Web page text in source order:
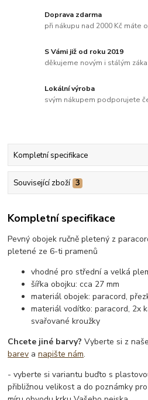
Doprava zdarma
při nákupu nad 2000 Kč máte
S Vámi již od roku 2019
děkujeme novým i stálým
Lokální výroba
svým nákupem podporujete
Kompletní specifikace
Související zboží 3
Kompletní specifikace
Pevný obojek ručně pletený z
pletené ze 6-ti pramenů
vhodné pro střední a velká
šířka obojku: cca 27 mm
materiál obojek: paracord,
materiál vodítko: paracord, 2x
svařované kroužky
Chcete jiné barvy? Vyberte si z
barev anapište nám.
- vyberte si variantu buďto s
přibližnou velikost a do poznámky